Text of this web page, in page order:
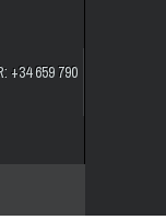
+34 659 790